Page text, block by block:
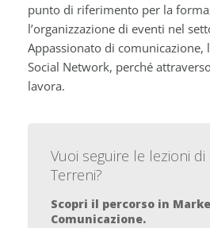
punto di riferimento per la
l’organizzazione di eventi nel
Appassionato di
Social Network, perché
lavora.
Vuoi seguire le lezioni di
Terreni?
Scopri il percorso in
Comunicazione.